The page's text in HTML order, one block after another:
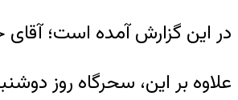
در این گزارش آمده است؛ آقای
علاوه بر این، سحرگاه روز دوشنبه ۷ اردیبهشت‌ماه سال جاری، دو زندانی در زندان کاشان به چوبه دار